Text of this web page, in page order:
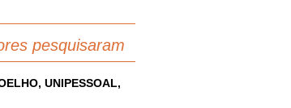
pesquisaram
UNIPESSOAL,